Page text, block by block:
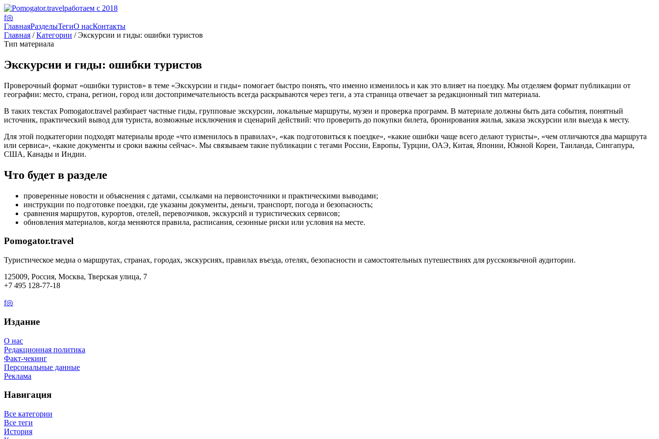
работаем с 2018
f◎
ГлавнаяРазделыТегиО насКонтакты
Главная /Категории / Экскурсии и гиды: ошибки туристов
Тип материала
Экскурсии и гиды: ошибки туристов
Проверочный формат «ошибки туристов» в теме «Экскурсии и гиды» помогает быстро понять, что именно изменилось и как это влияет на поездку. Мы отделяем формат публикации от
географии: место, страна, регион, город или достопримечательность всегда раскрываются через теги, а эта страница отвечает за редакционный тип материала.
В таких текстах Pomogator.travel разбирает частные гиды, групповые экскурсии, локальные маршруты, музеи и проверка программ. В материале должны быть дата события, понятный
источник, практический вывод для туриста, возможные исключения и сценарий действий: что проверить до покупки билета, бронирования жилья, заказа экскурсии или выезда к месту.
Для этой подкатегории подходят материалы вроде «что изменилось в правилах», «как подготовиться к поездке», «какие ошибки чаще всего делают туристы», «чем отличаются два маршрута
или сервиса», «какие документы и сроки важны сейчас». Мы связываем такие публикации с тегами России, Европы, Турции, ОАЭ, Китая, Японии, Южной Кореи, Таиланда, Сингапура,
США, Канады и Индии.
Что будет в разделе
проверенные новости и объяснения с датами, ссылками на первоисточники и практическими выводами;
инструкции по подготовке поездки, где указаны документы, деньги, транспорт, погода и безопасность;
сравнения маршрутов, курортов, отелей, перевозчиков, экскурсий и туристических сервисов;
обновления материалов, когда меняются правила, расписания, сезонные риски или условия на месте.
Pomogator.travel
Туристическое медиа о маршрутах, странах, городах, экскурсиях, правилах въезда, отелях, безопасности и самостоятельных путешествиях для русскоязычной аудитории.
125009, Россия, Москва, Тверская улица, 7
+7 495 128-77-18
f◎
Издание
О нас
Редакционная политика
Факт-чекинг
Персональные данные
Реклама
Навигация
Все категории
Все теги
История